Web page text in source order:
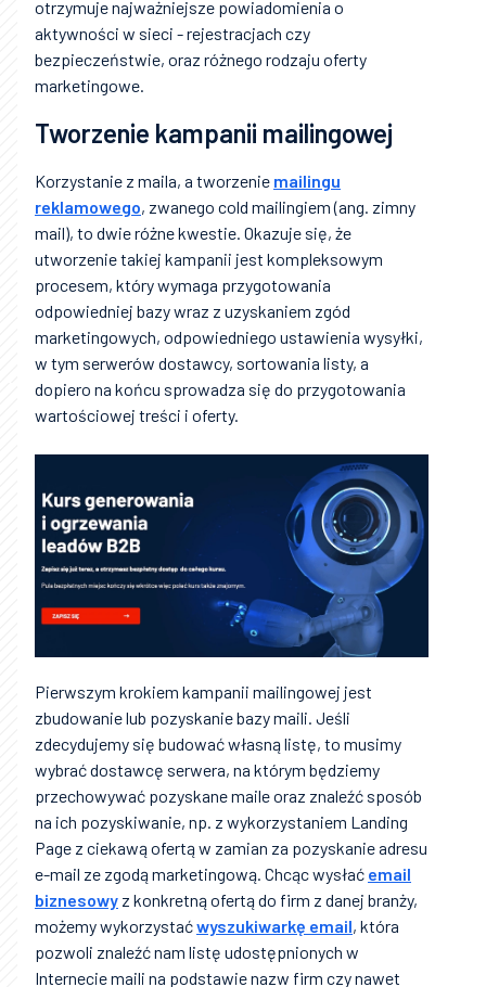
otrzymuje najważniejsze powiadomienia o
aktywności w sieci - rejestracjach czy
bezpieczeństwie, oraz różnego rodzaju oferty
marketingowe.
Tworzenie kampanii mailingowej
Korzystanie z maila, a tworzenie mailingu
reklamowego, zwanego cold mailingiem (ang. zimny
mail), to dwie różne kwestie. Okazuje się, że
utworzenie takiej kampanii jest kompleksowym
procesem, który wymaga przygotowania
odpowiedniej bazy wraz z uzyskaniem zgód
marketingowych, odpowiedniego ustawienia wysyłki,
w tym serwerów dostawcy, sortowania listy, a
dopiero na końcu sprowadza się do przygotowania
wartościowej treści i oferty.
Pierwszym krokiem kampanii mailingowej jest
zbudowanie lub pozyskanie bazy maili. Jeśli
zdecydujemy się budować własną listę, to musimy
wybrać dostawcę serwera, na którym będziemy
przechowywać pozyskane maile oraz znaleźć sposób
na ich pozyskiwanie, np. z wykorzystaniem Landing
Page z ciekawą ofertą w zamian za pozyskanie adresu
e-mail ze zgodą marketingową. Chcąc wysłać email
biznesowy z konkretną ofertą do firm z danej branży,
możemy wykorzystaćwyszukiwarkę email, która
pozwoli znaleźć nam listę udostępnionych w
Internecie maili na podstawie nazw firm czy nawet